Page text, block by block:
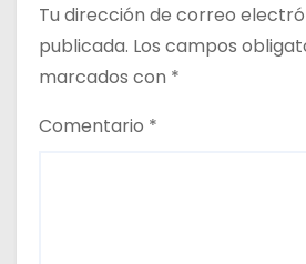
a
d
a
Tu dirección de correo
publicada. Los campos
marcados con *
Comentario *